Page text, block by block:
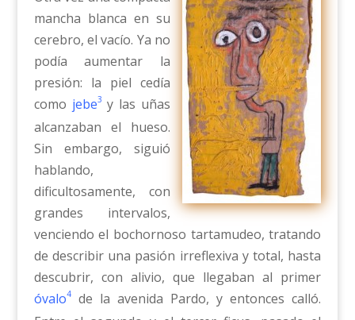
mancha blanca en su
cerebro, el vacío. Ya no
podía aumentar la
presión: la piel cedía
como jebe3 y las uñas
alcanzaban el hueso.
Sin embargo, siguió
hablando,
dificultosamente, con
grandes intervalos,
venciendo el bochornoso tartamudeo, tratando
de describir una pasión irreflexiva y total, hasta
descubrir, con alivio, que llegaban al primer
óvalo4de la avenida Pardo, y entonces calló.